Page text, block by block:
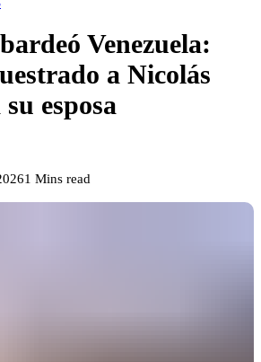
Venezuela:
a Nicolás
esposa
1 Mins read